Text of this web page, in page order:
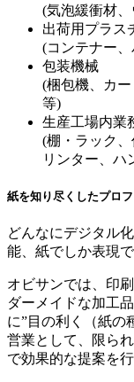
(気泡緩衝材
出荷用プラス
(コンテナー
包装機械
(梱包機、カ
等)
生産工場内業
(棚・ラック
リンター、ハ
紙を知り尽くしたプロ
どんなにデジタル
能、紙でしか表現
オビサンでは、印
ダーメイドな加工
に”目の利く（紙の
営業として、限ら
で効果的な提案を